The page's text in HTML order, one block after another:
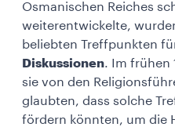
Osmanischen Reiches
weiterentwickelte,
beliebten Treffpunkten
Diskussionen. Im frühen
sie von den
glaubten, dass solche
fördern könnten, um die